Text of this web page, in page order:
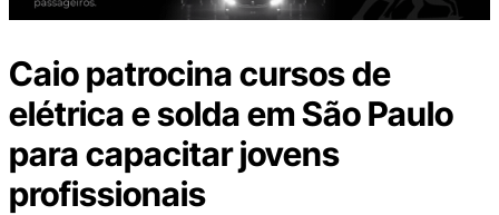
Caio patrocina cursos de
elétrica e solda em São Paulo
para capacitar jovens
profissionais